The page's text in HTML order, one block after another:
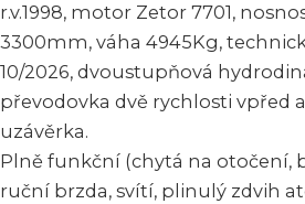
r.v.1998, motor Zetor 7701,
3300mm, váha 4945Kg,
10/2026, dvoustupňová
převodovka dvě rychlosti vpřed
uzávěrka.
Plně funkční (chytá na otočení,
ruční brzda, svítí, plinulý zdvih